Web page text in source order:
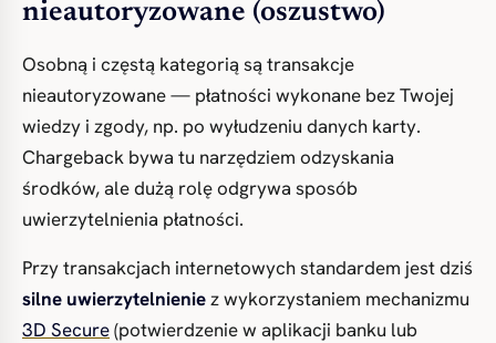
nieautoryzowane (oszustwo)
Osobną i częstą kategorią są transakcje
nieautoryzowane — płatności wykonane bez Twojej
wiedzy i zgody, np. po wyłudzeniu danych karty.
Chargeback bywa tu narzędziem odzyskania
środków, ale dużą rolę odgrywa sposób
uwierzytelnienia płatności.
Przy transakcjach internetowych standardem jest dziś
silne uwierzytelnieniez wykorzystaniem mechanizmu
3D Secure(potwierdzenie w aplikacji banku lub